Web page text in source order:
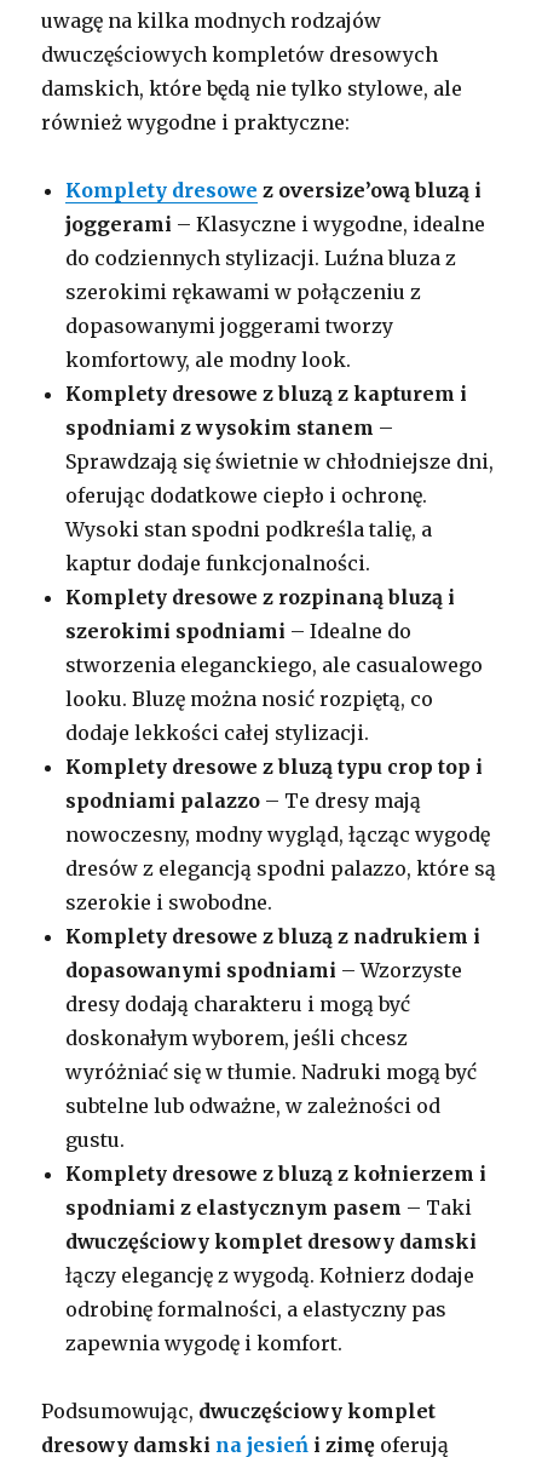
uwagę na kilka modnych rodzajów
dwuczęściowych kompletów dresowych
damskich, które będą nie tylko stylowe, ale
również wygodne i praktyczne:
Komplety dresowe z oversize’ową bluzą i
joggerami – Klasyczne i wygodne, idealne
do codziennych stylizacji. Luźna bluza z
szerokimi rękawami w połączeniu z
dopasowanymi joggerami tworzy
komfortowy, ale modny look.
Komplety dresowe z bluzą z kapturem i
spodniami z wysokim stanem –
Sprawdzają się świetnie w chłodniejsze dni,
oferując dodatkowe ciepło i ochronę.
Wysoki stan spodni podkreśla talię, a
kaptur dodaje funkcjonalności.
Komplety dresowe z rozpinaną bluzą i
szerokimi spodniami – Idealne do
stworzenia eleganckiego, ale casualowego
looku. Bluzę można nosić rozpiętą, co
dodaje lekkości całej stylizacji.
Komplety dresowe z bluzą typu crop top i
spodniami palazzo – Te dresy mają
nowoczesny, modny wygląd, łącząc wygodę
dresów z elegancją spodni palazzo, które są
szerokie i swobodne.
Komplety dresowe z bluzą z nadrukiem i
dopasowanymi spodniami – Wzorzyste
dresy dodają charakteru i mogą być
doskonałym wyborem, jeśli chcesz
wyróżniać się w tłumie. Nadruki mogą być
subtelne lub odważne, w zależności od
gustu.
Komplety dresowe z bluzą z kołnierzem i
spodniami z elastycznym pasem – Taki
dwuczęściowy komplet dresowy damski
łączy elegancję z wygodą. Kołnierz dodaje
odrobinę formalności, a elastyczny pas
zapewnia wygodę i komfort.
Podsumowując, dwuczęściowy komplet
dresowy damski na jesień i zimę oferują